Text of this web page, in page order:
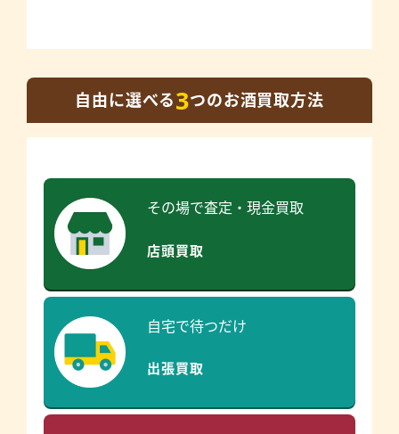
自由に選べる3つのお酒買取方法
その場で査定・現金買取
店頭買取
自宅で待つだけ
出張買取